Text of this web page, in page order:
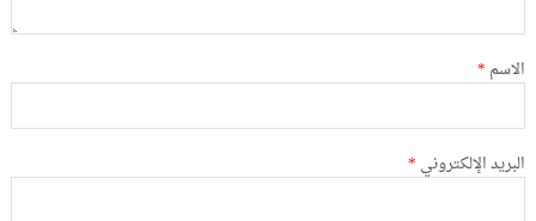
الاسم *
البريد الإلكتروني *